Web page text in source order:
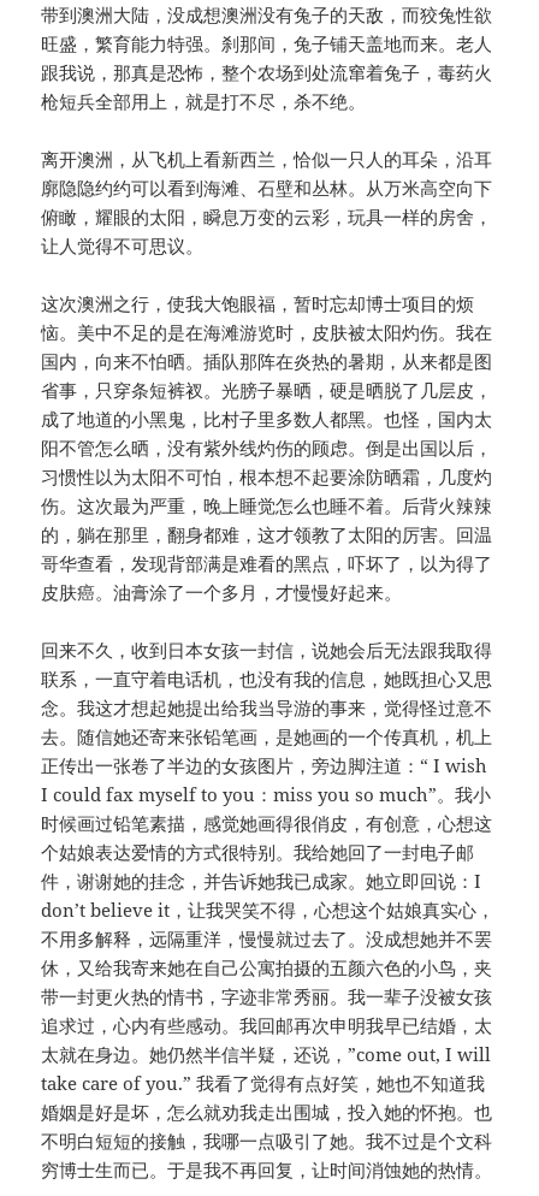
带到澳洲大陆，没成想澳洲没有兔子的天敌，而狡兔性欲
旺盛，繁育能力特强。刹那间，兔子铺天盖地而来。老人
跟我说，那真是恐怖，整个农场到处流窜着兔子，毒药火
枪短兵全部用上，就是打不尽，杀不绝。
离开澳洲，从飞机上看新西兰，恰似一只人的耳朵，沿耳
廓隐隐约约可以看到海滩、石壁和丛林。从万米高空向下
俯瞰，耀眼的太阳，瞬息万变的云彩，玩具一样的房舍，
让人觉得不可思议。
这次澳洲之行，使我大饱眼福，暂时忘却博士项目的烦
恼。美中不足的是在海滩游览时，皮肤被太阳灼伤。我在
国内，向来不怕晒。插队那阵在炎热的暑期，从来都是图
省事，只穿条短裤衩。光膀子暴晒，硬是晒脱了几层皮，
成了地道的小黑鬼，比村子里多数人都黑。也怪，国内太
阳不管怎么晒，没有紫外线灼伤的顾虑。倒是出国以后，
习惯性以为太阳不可怕，根本想不起要涂防晒霜，几度灼
伤。这次最为严重，晚上睡觉怎么也睡不着。后背火辣辣
的，躺在那里，翻身都难，这才领教了太阳的厉害。回温
哥华查看，发现背部满是难看的黑点，吓坏了，以为得了
皮肤癌。油膏涂了一个多月，才慢慢好起来。
回来不久，收到日本女孩一封信，说她会后无法跟我取得
联系，一直守着电话机，也没有我的信息，她既担心又思
念。我这才想起她提出给我当导游的事来，觉得怪过意不
去。随信她还寄来张铅笔画，是她画的一个传真机，机上
正传出一张卷了半边的女孩图片，旁边脚注道：“ I wish
I could fax myself to you：miss you so much”。我小
时候画过铅笔素描，感觉她画得很俏皮，有创意，心想这
个姑娘表达爱情的方式很特别。我给她回了一封电子邮
件，谢谢她的挂念，并告诉她我已成家。她立即回说：I
don’t believe it，让我哭笑不得，心想这个姑娘真实心，
不用多解释，远隔重洋，慢慢就过去了。没成想她并不罢
休，又给我寄来她在自己公寓拍摄的五颜六色的小鸟，夹
带一封更火热的情书，字迹非常秀丽。我一辈子没被女孩
追求过，心内有些感动。我回邮再次申明我早已结婚，太
太就在身边。她仍然半信半疑，还说，”come out, I will
take care of you.” 我看了觉得有点好笑，她也不知道我
婚姻是好是坏，怎么就劝我走出围城，投入她的怀抱。也
不明白短短的接触，我哪一点吸引了她。我不过是个文科
穷博士生而已。于是我不再回复，让时间消蚀她的热情。